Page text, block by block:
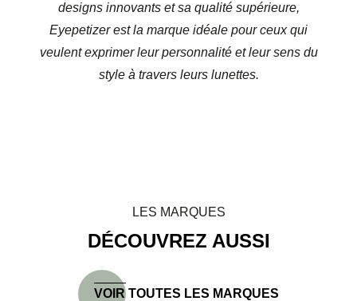
designs innovants et sa qualité supérieure,
Eyepetizer est la marque idéale pour ceux qui
veulent exprimer leur personnalité et leur sens du
style à travers leurs lunettes.
DÉCOUVREZ AUSSI
LES MARQUES
VOIR TOUTES LES MARQUES